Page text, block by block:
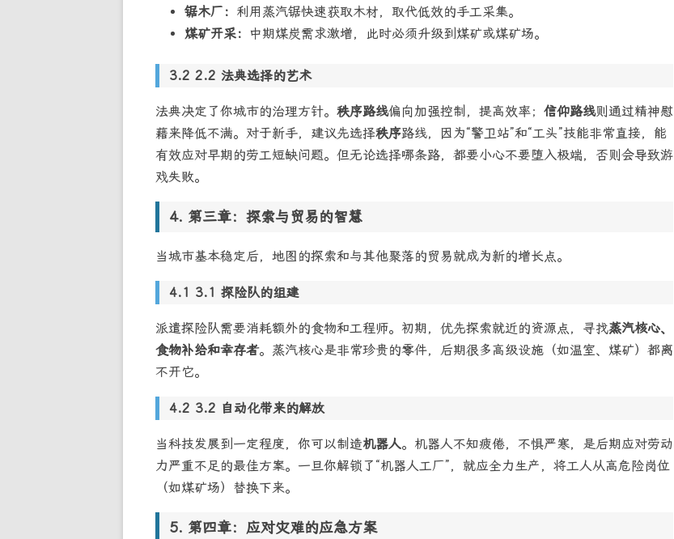
锯木厂： 利用蒸汽锯快速获取木材，取代低效的手工采集。
煤矿开采：
中期煤炭需求激增，此时必须升级到煤矿或煤矿场。
2.2 法典选择的艺术
法典决定了你城市的治理方针。 秩序路线偏向加强控制，提高效率； 信仰路线则通过精神慰
藉来降低不满。对于新手，建议先选择秩序路线，因为“警卫站”和“工头”技能非常直接，能
有效应对早期的劳工短缺问题。但无论选择哪条路，都要小心不要堕入极端，否则会导致游
戏失败。
第三章：探索与贸易的智慧
当城市基本稳定后，地图的探索和与其他聚落的贸易就成为新的增长点。
3.1 探险队的组建
派遣探险队需要消耗额外的食物和工程师。初期，优先探索就近的资源点，寻找蒸汽核心、
食物补给和幸存者。蒸汽核心是非常珍贵的零件，后期很多高级设施（如温室、煤矿）都离
不开它。
3.2 自动化带来的解放
当科技发展到一定程度，你可以制造机器人。机器人不知疲倦，不惧严寒，是后期应对劳动
力严重不足的最佳方案。一旦你解锁了“机器人工厂”，就应全力生产，将工人从高危险岗位
（如煤矿场）替换下来。
第四章：应对灾难的应急方案